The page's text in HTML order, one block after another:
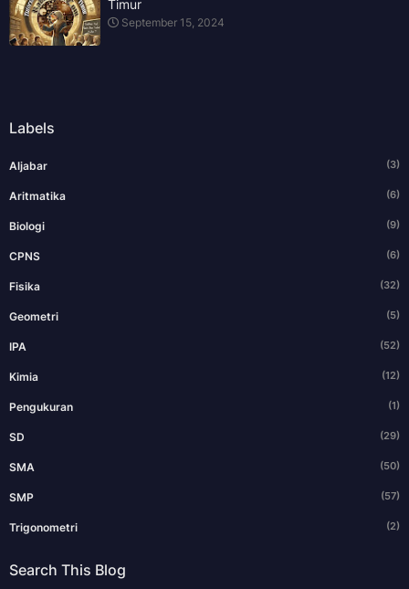
Timur
September 15, 2024
Labels
Aljabar (3)
Aritmatika (6)
Biologi (9)
CPNS (6)
Fisika (32)
Geometri (5)
IPA (52)
Kimia (12)
Pengukuran (1)
SD (29)
SMA (50)
SMP (57)
Trigonometri (2)
Search This Blog